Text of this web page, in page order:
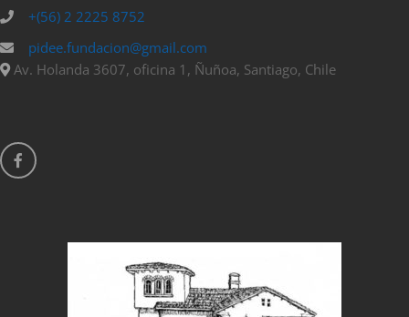
+(56) 2 2225 8752
pidee.fundacion@gmail.com
Av. Holanda 3607, oficina 1, Ñuñoa, Santiago, Chile